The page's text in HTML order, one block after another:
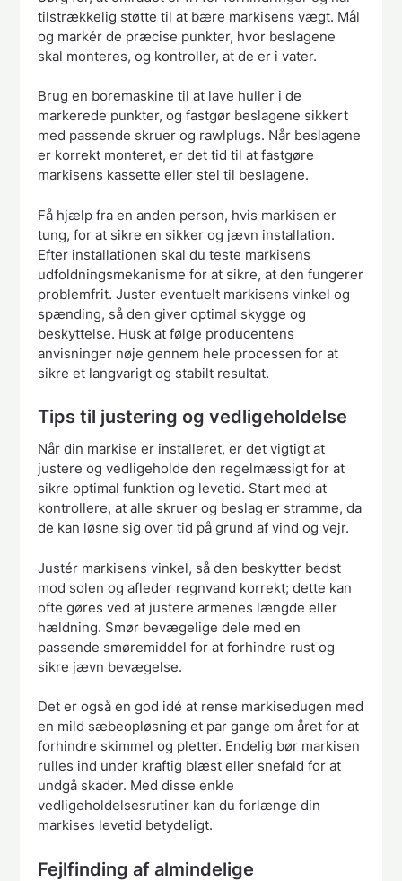
tilstrækkelig støtte til at bære markisens vægt. Mål
og markér de præcise punkter, hvor beslagene
skal monteres, og kontroller, at de er i vater.
Brug en boremaskine til at lave huller i de
markerede punkter, og fastgør beslagene sikkert
med passende skruer og rawlplugs. Når beslagene
er korrekt monteret, er det tid til at fastgøre
markisens kassette eller stel til beslagene.
Få hjælp fra en anden person, hvis markisen er
tung, for at sikre en sikker og jævn installation.
Efter installationen skal du teste markisens
udfoldningsmekanisme for at sikre, at den fungerer
problemfrit. Juster eventuelt markisens vinkel og
spænding, så den giver optimal skygge og
beskyttelse. Husk at følge producentens
anvisninger nøje gennem hele processen for at
sikre et langvarigt og stabilt resultat.
Tips til justering og vedligeholdelse
Når din markise er installeret, er det vigtigt at
justere og vedligeholde den regelmæssigt for at
sikre optimal funktion og levetid. Start med at
kontrollere, at alle skruer og beslag er stramme, da
de kan løsne sig over tid på grund af vind og vejr.
Justér markisens vinkel, så den beskytter bedst
mod solen og afleder regnvand korrekt; dette kan
ofte gøres ved at justere armenes længde eller
hældning. Smør bevægelige dele med en
passende smøremiddel for at forhindre rust og
sikre jævn bevægelse.
Det er også en god idé at rense markisedugen med
en mild sæbeopløsning et par gange om året for at
forhindre skimmel og pletter. Endelig bør markisen
rulles ind under kraftig blæst eller snefald for at
undgå skader. Med disse enkle
vedligeholdelsesrutiner kan du forlænge din
markises levetid betydeligt.
Fejlfinding af almindelige